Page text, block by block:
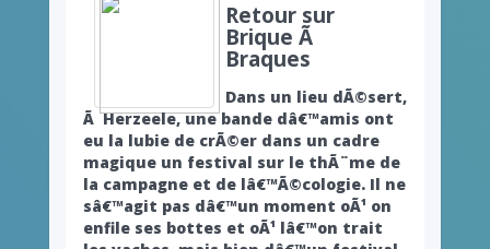
Retour sur
Brique Ã
Braques
Dans un lieu dÃ©sert,
Ã Herzeele, une bande dâ€™amis ont
eu la lubie de crÃ©er dans un cadre
magique un festival sur le thÃ¨me de
la campagne et de lâ€™Ã©cologie. Il ne
sâ€™agit pas dâ€™un moment oÃ¹ on
enfile ses bottes et oÃ¹ lâ€™on trait